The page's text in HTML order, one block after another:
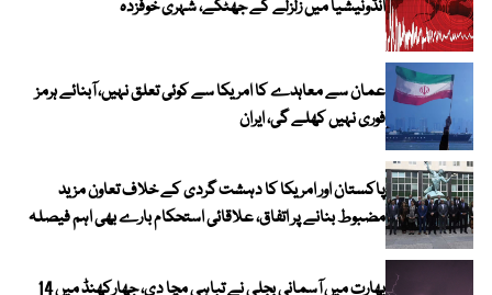
انڈونیشیا میں زلزلے کے جھٹکے، شہری خوفزدہ
عمان سے معاہدے کا امریکا سے کوئی تعلق نہیں، آبنائے ہرمز
فوری نہیں کھلے گی، ایران
پاکستان اور امریکا کا دہشت گردی کے خلاف تعاون مزید
مضبوط بنانے پر اتفاق، علاقائی استحکام بارے بھی اہم فیصلہ
بھارت میں آسمانی بجلی نے تباہی مچا دی، جھارکھنڈ میں 14